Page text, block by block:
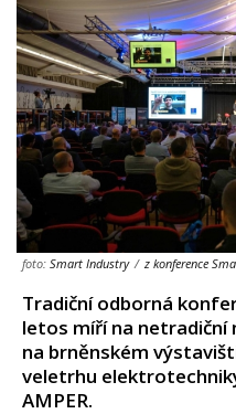
foto: Smart Industry / z konference
Tradiční odborná
letos míří na netradiční
na brněnském
veletrhu
AMPER.